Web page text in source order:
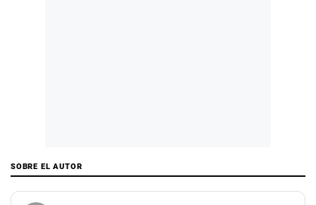
SOBRE EL AUTOR